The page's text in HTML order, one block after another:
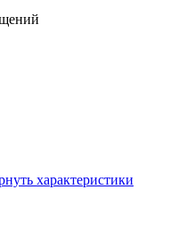
характеристики